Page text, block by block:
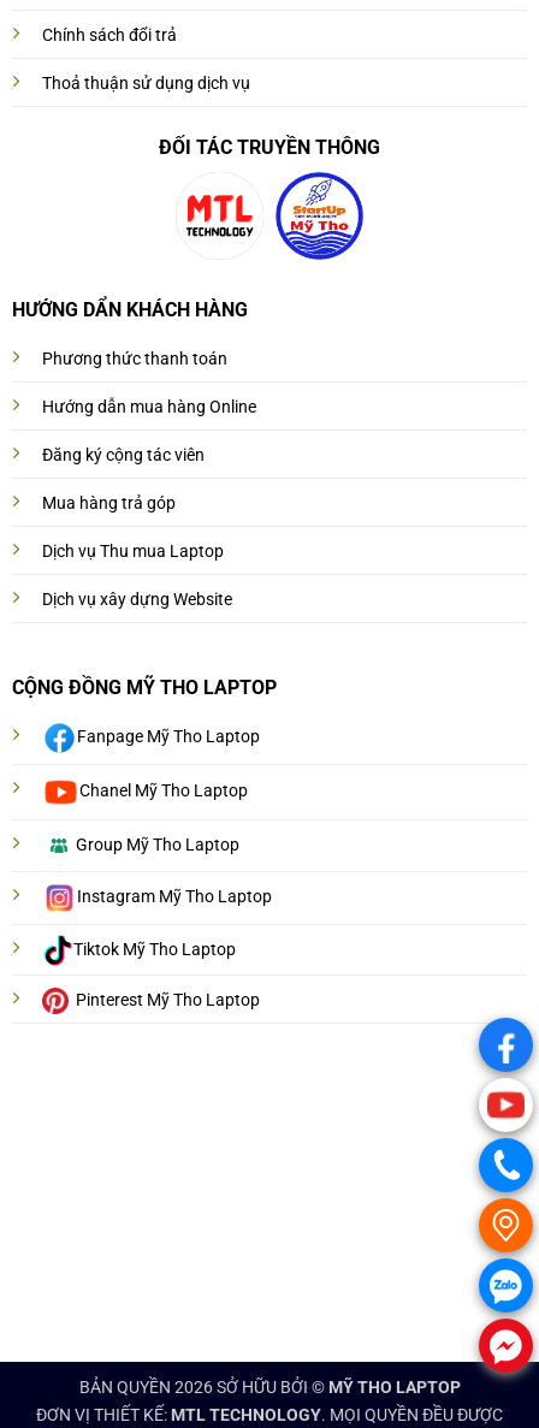
Chính sách đổi trả
Thoả thuận sử dụng dịch vụ
ĐỐI TÁC TRUYỀN THÔNG
HƯỚNG DẨN KHÁCH HÀNG
Phương thức thanh toán
Hướng dẫn mua hàng Online
Đăng ký cộng tác viên
Mua hàng trả góp
Dịch vụ Thu mua Laptop
Dịch vụ xây dựng Website
CỘNG ĐỒNG MỸ THO LAPTOP
Fanpage Mỹ Tho Laptop
Chanel Mỹ Tho Laptop
Group Mỹ Tho Laptop
Instagram Mỹ Tho Laptop
Tiktok Mỹ Tho Laptop
Pinterest Mỹ Tho Laptop
BẢN QUYỀN 2026 SỞ HỮU BỞI © MỸ THO LAPTOP
ĐƠN VỊ THIẾT KẾ: MTL TECHNOLOGY. MỌI QUYỀN ĐỀU ĐƯỢC
.
.
.
.
.
.